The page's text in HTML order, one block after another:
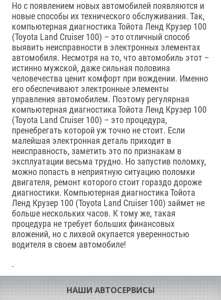
Но с появлением новых автомобилей появляются и
новые способы их технического обслуживания. Так,
компьютерная диагностика Тойота Ленд Крузер 100
(Toyota Land Cruiser 100) – это отличный способ
выявить неисправности в электронных элементах
автомобиля. Несмотря на то, что автомобиль этот –
истинно мужской, даже сильная половина
человечества ценит комфорт при вождении. Именно
его обеспечивают электронные элементы
управления автомобилем. Поэтому регулярная
компьютерная диагностика Тойота Ленд Крузер 100
(Toyota Land Cruiser 100) – это процедура,
пренебрегать которой уж точно не стоит. Если
малейшая электронная деталь приходит в
неисправность, заметить это по признакам в
эксплуатации весьма трудно. Но запустив поломку,
можно попасть в неприятную ситуацию поломки
двигателя, ремонт которого стоит гораздо дороже
диагностики. Компьютерная диагностика Тойота
Ленд Крузер 100 (Toyota Land Cruiser 100) займет не
больше нескольких часов. К тому же, такая
процедура не требует больших финансовых
вложений, но с лихвой окупается уверенностью
водителя в своем автомобиле!
НАШИ АВТОСЕРВИСЫ